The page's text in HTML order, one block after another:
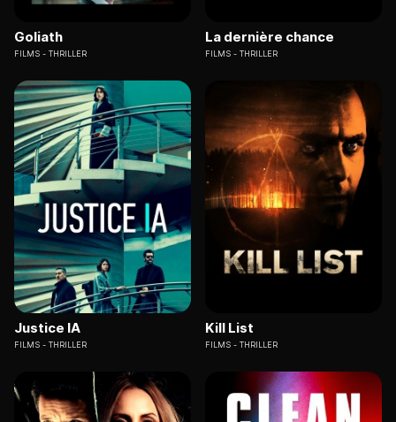
Goliath
FILMS THRILLER
La dernière chance
FILMS THRILLER
Justice IA
FILMS THRILLER
Kill List
FILMS THRILLER